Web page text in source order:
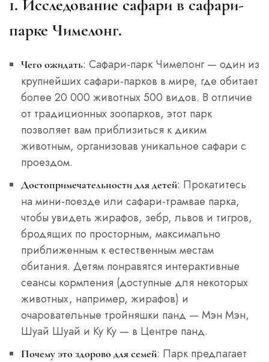
1. Исследование сафари в сафари-
парке Чимелонг.
Чего ожидать: Сафари-парк Чимелонг — один из
крупнейших сафари-парков в мире, где обитает
более 20 000 животных 500 видов. В отличие
от традиционных зоопарков, этот парк
позволяет вам приблизиться к диким
животным, организовав уникальное сафари с
проездом.
Достопримечательности для детей: Прокатитесь
на мини-поезде или сафари-трамвае парка,
чтобы увидеть жирафов, зебр, львов и тигров,
бродящих по просторным, максимально
приближенным к естественным местам
обитания. Детям понравятся интерактивные
сеансы кормления (доступные для некоторых
животных, например, жирафов) и
очаровательные тройняшки панд — Мэн Мэн,
Шуай Шуай и Ку Ку — в Центре панд.
Почему это здорово для семей: Парк предлагает